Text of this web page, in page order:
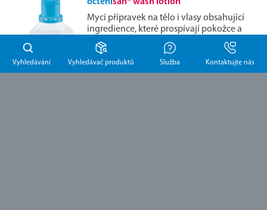
Mycí přípravek na tělo i vlasy obsahující
ingredience, které prospívají pokožce a
zvláčňují ji.
Zjistěte více
Vyhledávání Vyhledávač produktů Služba Kontaktujte nás